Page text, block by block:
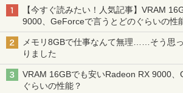
￥17,980
キー搭載内蔵】中古
dynabook B55 シリ
コンパクト デスクト
￥35,000
超得2,500円
3
【期間限定5%OFFク
で】 モニター 27イ
ノングレアタイプ 壁
角度調整 高視野角
楽譜 【取寄品】
グ・ウィンズ【メー
縄・離島以外送料無
￥30,030
【今すぐ読みたい！人気記事】VRAM
9000、GeForceで言うとどのぐらいの性
メモリ8GBで仕事なんて無理……そう思
りました
VRAM 16GBでも安いRadeon RX 9000
ぐらいの性能？